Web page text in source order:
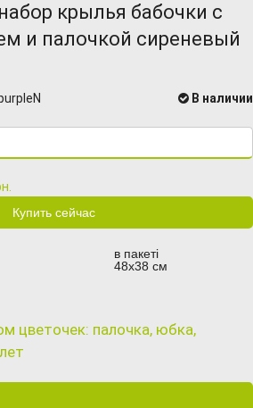
крылья бабочки с
и палочкой сиреневый
В наличии
в пакеті
48х38 см
цветочек: палочка, юбка,